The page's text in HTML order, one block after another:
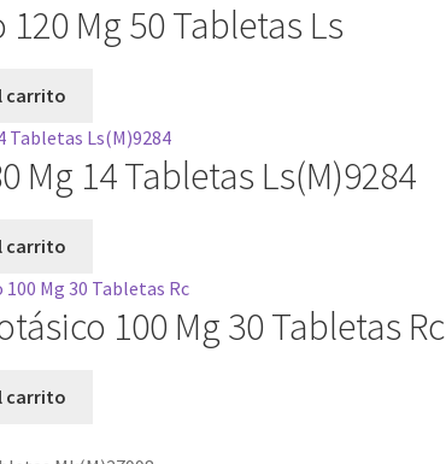
Mg 50 Tabletas Ls
carrito
Mg 14 Tabletas Ls(M)9284
carrito
100 Mg 30 Tabletas Rc
carrito